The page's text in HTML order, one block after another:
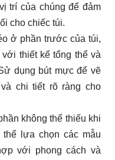
trí của chúng để đảm
cho chiếc túi.
ở phần trước của túi,
thiết kế tổng thể và
dụng bút mực để vẽ
chi tiết rõ ràng cho
không thể thiếu khi
lựa chọn các mẫu
với phong cách và